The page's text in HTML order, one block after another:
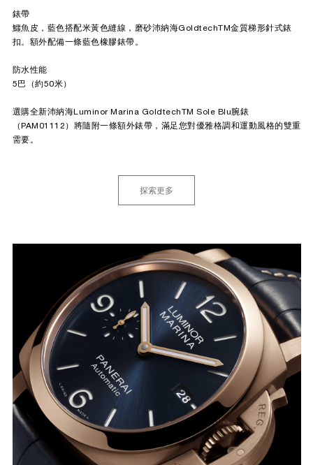
錶帶
鱷魚皮，藍色搭配米黃色縫線，磨砂沛納海GoldtechTM金質梯形針式錶
扣。額外配備一條藍色橡膠錶帶。
防水性能
5巴（約50米）
選購全新沛納海Luminor Marina GoldtechTM Sole Blu腕錶
（PAM01112）將隨附一條額外錶帶，滿足您對優雅格調和運動風格的雙重
需要。
探索更多